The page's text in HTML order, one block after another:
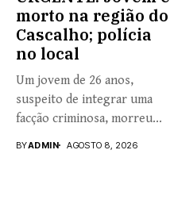
morto na região do
Cascalho; polícia
no local
Um jovem de 26 anos,
suspeito de integrar uma
facção criminosa, morreu...
BYADMIN AGOSTO 8, 2026